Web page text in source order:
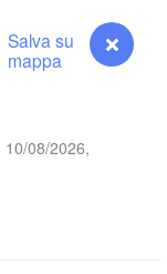
10/08/2026,